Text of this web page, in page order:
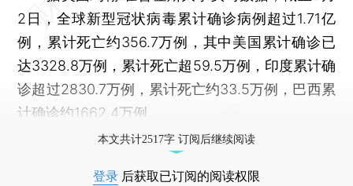
2日，全球新型冠状病毒累计确诊病例超过1.71亿
例，累计死亡约356.7万例，其中美国累计确诊已
达3328.8万例，累计死亡超59.5万例，印度累计确
诊超过2830.7万例，累计死亡约33.5万例，巴西累
计确诊约1662.4万例。
本文共计2517字 订阅后继续阅读
登录 后获取已订阅的阅读权限